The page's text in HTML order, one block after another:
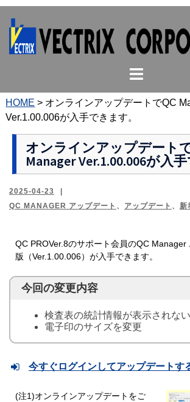
ス
キ
ト
ル
ュ
ー
HOME > オンラインアップデートでQC
Ver.1.00.006が入手できます。
オンラインアップデート
Manager Ver.1.00.006が入
2025-04-23
QC MANAGER アップデート 、 アップデート 、 新
QC PROVer.8のサポート会員のQC Manager
版（Ver.1.00.006）が入手できます。
今回の変更内容
検査表の統計情報が表示されな
電子印のサイズを変更
今すぐログインしてアップデートす
(注1)オンラインアップデートをご